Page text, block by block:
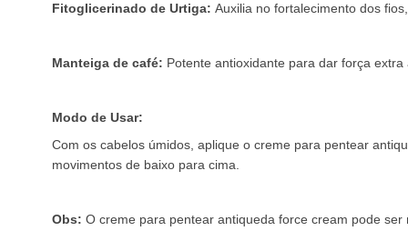
Fitoglicerinado de Urtiga: Auxilia no fortalecimento dos
Manteiga de café: Potente antioxidante para dar força extra
Modo de Usar:
Com os cabelos úmidos, aplique o creme para pentear
movimentos de baixo para cima.
Obs: O creme para pentear antiqueda force cream pode